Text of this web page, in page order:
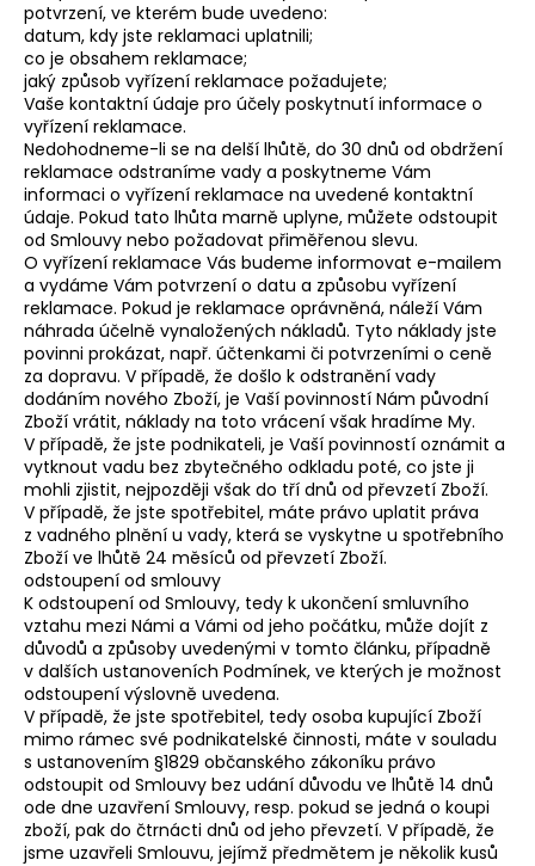
potvrzení, ve kterém bude uvedeno:
datum, kdy jste reklamaci uplatnili;
co je obsahem reklamace;
jaký způsob vyřízení reklamace požadujete;
Vaše kontaktní údaje pro účely poskytnutí informace o
vyřízení reklamace.
Nedohodneme-li se na delší lhůtě, do 30 dnů od obdržení
reklamace odstraníme vady a poskytneme Vám
informaci o vyřízení reklamace na uvedené kontaktní
údaje. Pokud tato lhůta marně uplyne, můžete odstoupit
od Smlouvy nebo požadovat přiměřenou slevu.
O vyřízení reklamace Vás budeme informovat e-mailem
a vydáme Vám potvrzení o datu a způsobu vyřízení
reklamace. Pokud je reklamace oprávněná, náleží Vám
náhrada účelně vynaložených nákladů. Tyto náklady jste
povinni prokázat, např. účtenkami či potvrzeními o ceně
za dopravu. V případě, že došlo k odstranění vady
dodáním nového Zboží, je Vaší povinností Nám původní
Zboží vrátit, náklady na toto vrácení však hradíme My.
V případě, že jste podnikateli, je Vaší povinností oznámit a
vytknout vadu bez zbytečného odkladu poté, co jste ji
mohli zjistit, nejpozději však do tří dnů od převzetí Zboží.
V případě, že jste spotřebitel, máte právo uplatit práva
z vadného plnění u vady, která se vyskytne u spotřebního
Zboží ve lhůtě 24 měsíců od převzetí Zboží.
odstoupení od smlouvy
K odstoupení od Smlouvy, tedy k ukončení smluvního
vztahu mezi Námi a Vámi od jeho počátku, může dojít z
důvodů a způsoby uvedenými v tomto článku, případně
v dalších ustanoveních Podmínek, ve kterých je možnost
odstoupení výslovně uvedena.
V případě, že jste spotřebitel, tedy osoba kupující Zboží
mimo rámec své podnikatelské činnosti, máte v souladu
s ustanovením §1829 občanského zákoníku právo
odstoupit od Smlouvy bez udání důvodu ve lhůtě 14 dnů
ode dne uzavření Smlouvy, resp. pokud se jedná o koupi
zboží, pak do čtrnácti dnů od jeho převzetí. V případě, že
jsme uzavřeli Smlouvu, jejímž předmětem je několik kusů